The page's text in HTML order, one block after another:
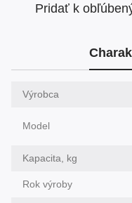
Pridať k
Výrobca
Model
Kapacita, kg
Rok výroby